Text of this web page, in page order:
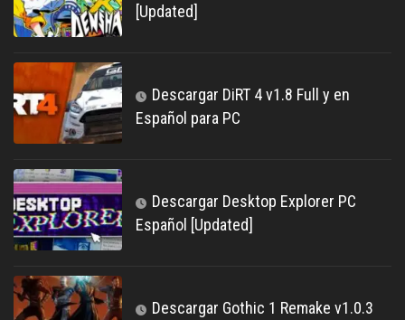
[Updated]
Descargar DiRT 4 v1.8 Full y en
Español para PC
Descargar Desktop Explorer PC
Español [Updated]
Descargar Gothic 1 Remake v1.0.3